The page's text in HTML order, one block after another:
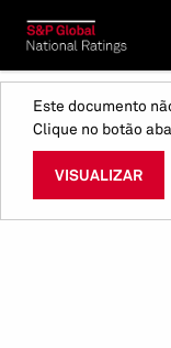
Este documento
Clique no botão
VISUALIZAR